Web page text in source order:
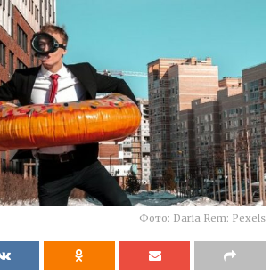
Фото: Daria Rem: Pexels